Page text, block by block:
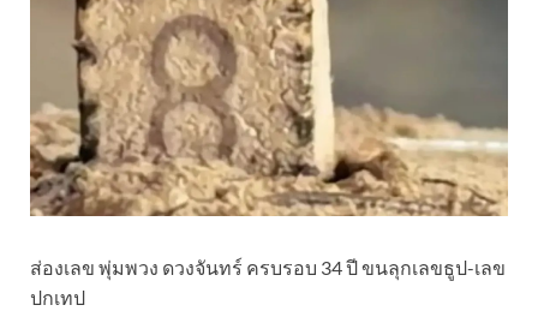
ส่องเลข พุ่มพวง ดวงจันทร์ ครบรอบ 34 ปี ขนลุกเลขธูป-เลข
ปกเทป